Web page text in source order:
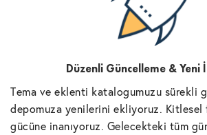
Düzenli Güncelleme & Yeni
Tema ve eklenti katalogumuzu sürekli
depomuza yenilerini ekliyoruz. Kitlesel
gücüne inanıyoruz. Gelecekteki tüm